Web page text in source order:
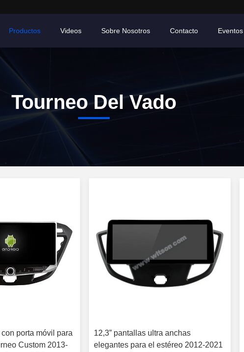
Productos Videos Sobre Nosotros Contacto Eventos
Tourneo Del Vado
porta móvil para
Custom 2013-
12,3” pantallas ultra anchas
elegantes para el estéreo 2012-2021